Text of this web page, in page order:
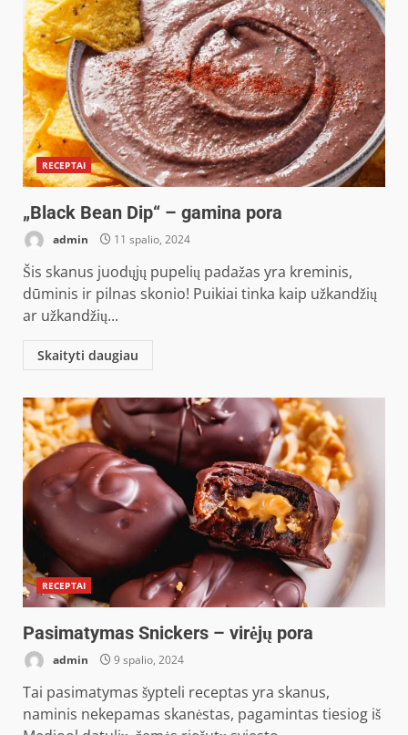
RECEPTAI
„Black Bean Dip“ – gamina pora
admin 11 spalio, 2024
Šis skanus juodųjų pupelių padažas yra kreminis,
dūminis ir pilnas skonio! Puikiai tinka kaip užkandžių
ar užkandžių...
Skaityti daugiau
RECEPTAI
Pasimatymas Snickers – virėjų pora
admin 9 spalio, 2024
Tai pasimatymas šypteli receptas yra skanus,
naminis nekepamas skanėstas, pagamintas tiesiog iš